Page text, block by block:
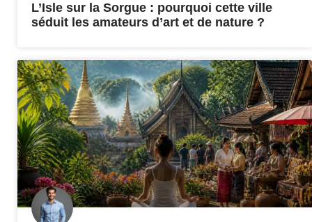
L’Isle sur la Sorgue : pourquoi cette ville
séduit les amateurs d’art et de nature ?